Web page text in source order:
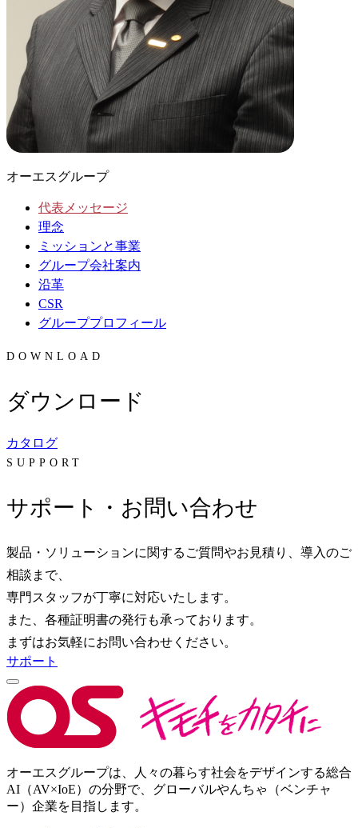
オーエスグループ
代表メッセージ
理念
ミッションと事業
グループ会社案内
沿革
CSR
グループプロフィール
DOWNLOAD
ダウンロード
カタログ
SUPPORT
サポート・お問い合わせ
製品・ソリューションに関するご質問やお見積り、導入のご
相談まで、
専門スタッフが丁寧に対応いたします。
また、各種証明書の発行も承っております。
まずはお気軽にお問い合わせください。
サポート
オーエスグループは、人々の暮らす社会をデザインする総合
AI（AV×IoE）の分野で、グローバルやんちゃ（ベンチャ
ー）企業を目指します。